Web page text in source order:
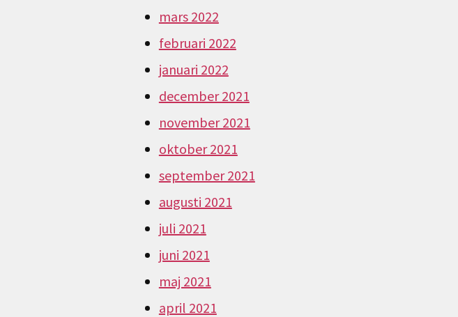
mars 2022
februari 2022
januari 2022
december 2021
november 2021
oktober 2021
september 2021
augusti 2021
juli 2021
juni 2021
maj 2021
april 2021